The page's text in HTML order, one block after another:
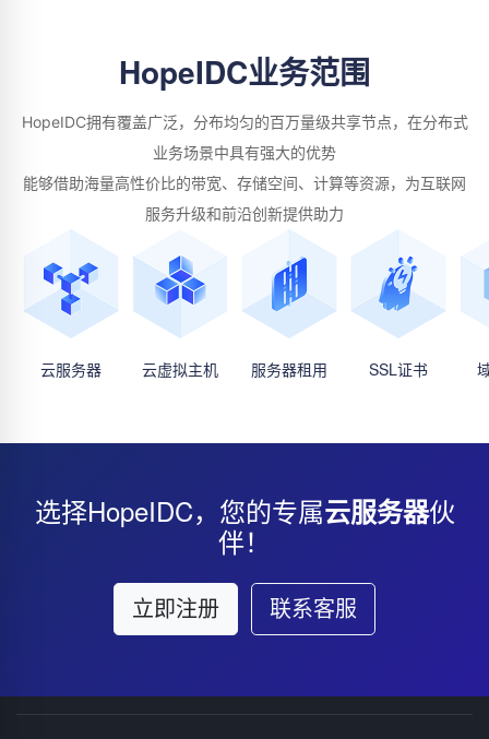
HopeIDC业务范围
HopeIDC拥有覆盖广泛，分布均匀的百万量级共享节点，在分布式
业务场景中具有强大的优势
能够借助海量高性价比的带宽、存储空间、计算等资源，为互联网
服务升级和前沿创新提供助力
云服务器 云虚拟主机 服务器租用 SSL证书
选择HopeIDC，您的专属云服务器伙
伴！
立即注册 联系客服